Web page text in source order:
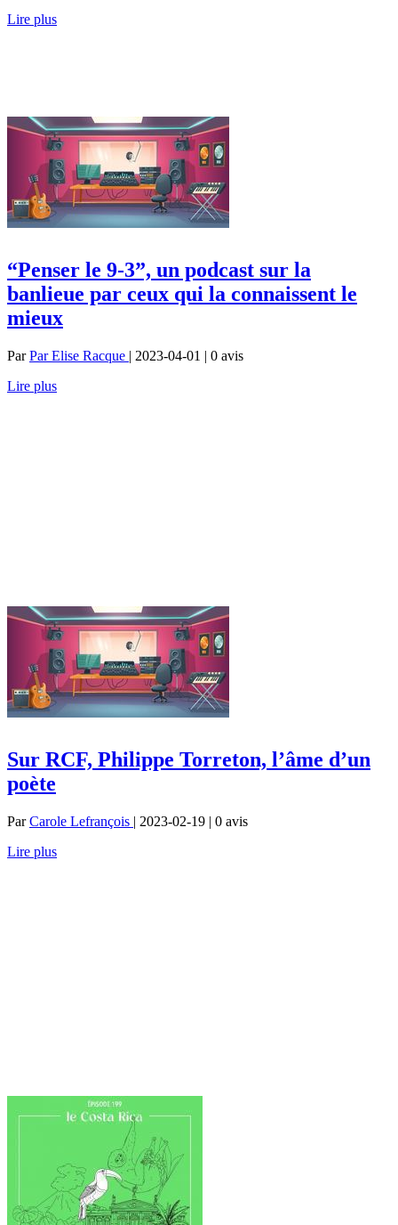
Lire plus
“Penser le 9-3”, un podcast sur la
banlieue par ceux qui la connaissent le
mieux
ParPar Elise Racque | 2023-04-01 | 0 avis
Lire plus
Sur RCF, Philippe Torreton, l’âme d’un
poète
ParCarole Lefrançois | 2023-02-19 | 0 avis
Lire plus